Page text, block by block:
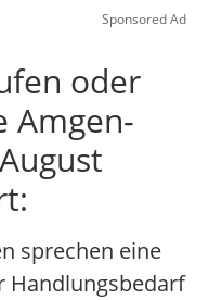
Sponsored Ad
oder
Amgen-
sprechen eine
Handlungsbedarf